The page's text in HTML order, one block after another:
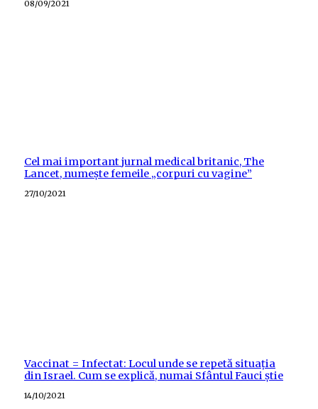
Posted
08/09/2021
Cel mai important jurnal medical britanic, The
Lancet, numește femeile „corpuri cu vagine”
Posted
27/10/2021
Vaccinat = Infectat: Locul unde se repetă situația
din Israel. Cum se explică, numai Sfântul Fauci știe
Posted
14/10/2021